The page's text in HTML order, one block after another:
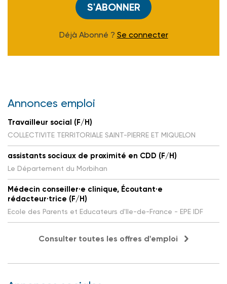
S'ABONNER
Déjà Abonné ? Se connecter
Annonces emploi
Travailleur social (F/H)
COLLECTIVITE TERRITORIALE SAINT-PIERRE ET MIQUELON
assistants sociaux de proximité en CDD (F/H)
Le Département du Morbihan
Médecin conseiller·e clinique, Écoutant·e
rédacteur·trice (F/H)
Ecole des Parents et Educateurs d'Ile-de-France - EPE IDF
Consulter toutes les offres d'emploi